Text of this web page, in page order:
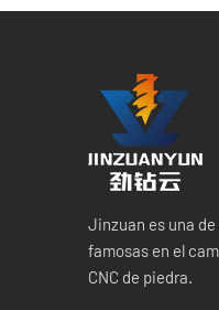
Jinzuan es una
famosas en el
CNC de piedra.